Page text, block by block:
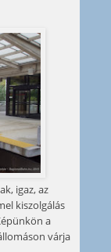
igaz, az
kiszolgálás
a
várja